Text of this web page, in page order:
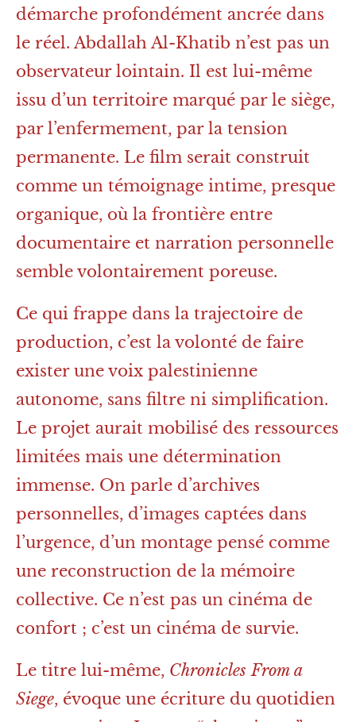
démarche profondément ancrée dans
le réel. Abdallah Al-Khatib n’est pas un
observateur lointain. Il est lui-même
issu d’un territoire marqué par le siège,
par l’enfermement, par la tension
permanente. Le film serait construit
comme un témoignage intime, presque
organique, où la frontière entre
documentaire et narration personnelle
semble volontairement poreuse.
Ce qui frappe dans la trajectoire de
production, c’est la volonté de faire
exister une voix palestinienne
autonome, sans filtre ni simplification.
Le projet aurait mobilisé des ressources
limitées mais une détermination
immense. On parle d’archives
personnelles, d’images captées dans
l’urgence, d’un montage pensé comme
une reconstruction de la mémoire
collective. Ce n’est pas un cinéma de
confort ; c’est un cinéma de survie.
Le titre lui-même, Chronicles From a
Siege, évoque une écriture du quotidien